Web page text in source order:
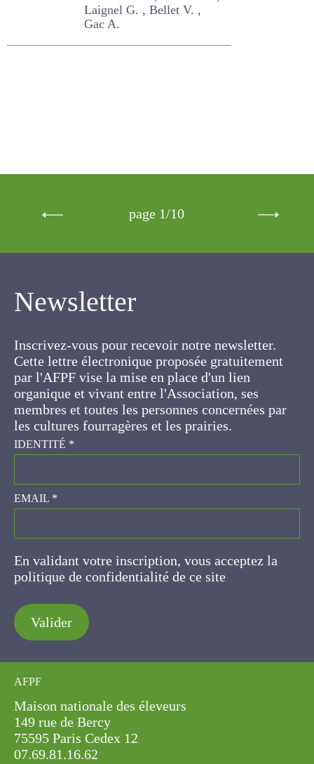
EXPERTON CATHERINE,
Benoit M. , Laignel G. ,
Bellet V. , Gac A.
Newsletter
Cette lettre électronique proposée
gratuitement par l'AFPF vise la mise en place
d'un lien organique et vivant entre l'Association,
ses membres et toutes les personnes
concernées par les cultures fourragères et les
prairies.
IDENTITÉ*
EMAIL*
En validant votre inscription, vous acceptez la
politique de confidentialité de ce site
Valider
AFPF
Maison nationale des éleveurs
149 rue de Bercy
75595 Paris Cedex 12
07.69.81.16.62